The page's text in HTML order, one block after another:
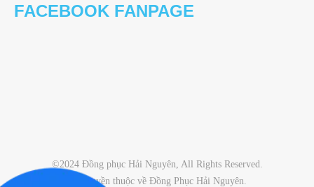
FACEBOOK FANPAGE
©2024 Đồng phục Hải Nguyên, All Rights Reserved.
Bản quyền thuộc về Đồng Phục Hải Nguyên.